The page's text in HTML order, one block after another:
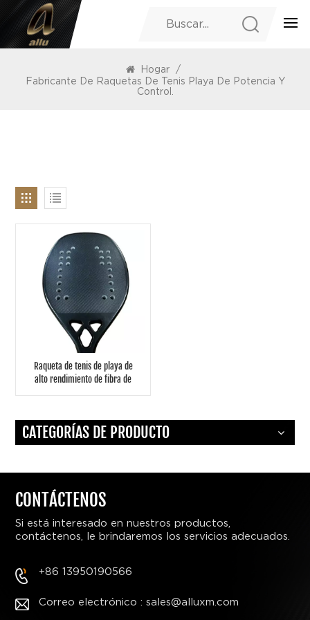
PRODUCTOS
Hogar
/
Fabricante De Raquetas De Tenis Playa De Potencia Y
Control.
Raqueta de tenis de playa de
alto rendimiento de fibra de
CATEGORÍAS DE PRODUCTO
CONTÁCTENOS
Si está interesado en nuestros productos,
contáctenos, le brindaremos los servicios adecuados.
+86 13950190566
Correo electrónico : sales@alluxm.com